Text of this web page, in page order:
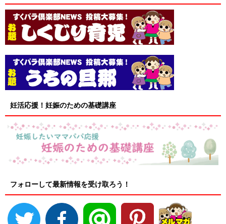
妊活応援！妊娠のための基礎講座
フォローして最新情報を受け取ろう！